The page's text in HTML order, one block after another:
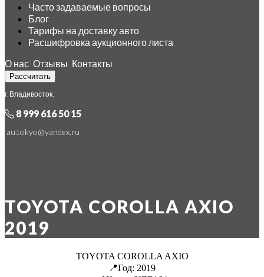
Часто задаваемые вопросы
Блог
Тарифы на доставку авто
Расшифровка аукционного листа
О нас Отзывы Контакты
Рассчитать
г. Владивосток,
8 999 616 50 15
au.tokyo@yandex.ru
TOYOTA COROLLA AXIO
2019
TOYOTA COROLLA AXIO
📍Год: 2019